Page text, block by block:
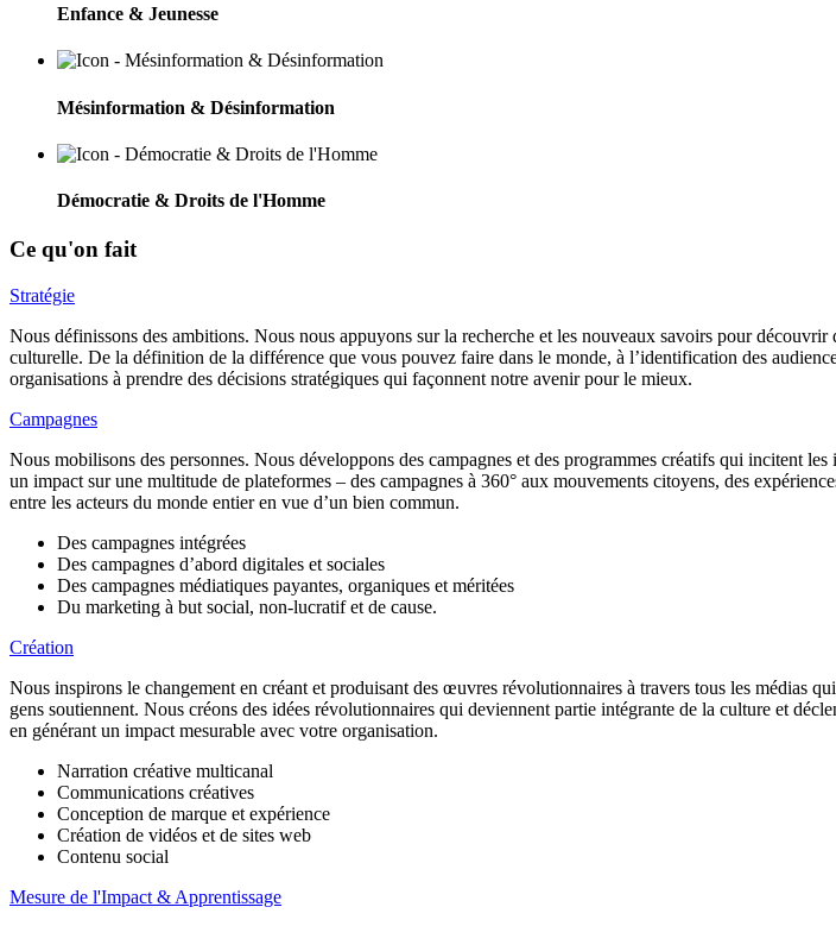
Enfance & Jeunesse
Mésinformation & Désinformation
Démocratie & Droits de l'Homme
Ce qu'on fait
Stratégie
Nous définissons des ambitions. Nous nous appuyons sur la recherche et les nouveaux savoirs pour
culturelle. De la définition de la différence que vous pouvez faire dans le monde, à l’identification des
organisations à prendre des décisions stratégiques qui façonnent notre avenir pour le mieux.
Campagnes
Nous mobilisons des personnes. Nous développons des campagnes et des programmes créatifs qui incitent
un impact sur une multitude de plateformes – des campagnes à 360° aux mouvements citoyens, des
entre les acteurs du monde entier en vue d’un bien commun.
Des campagnes intégrées
Des campagnes d’abord digitales et sociales
Des campagnes médiatiques payantes, organiques et méritées
Du marketing à but social, non-lucratif et de cause.
Création
Nous inspirons le changement en créant et produisant des œuvres révolutionnaires à travers tous les médias
gens soutiennent. Nous créons des idées révolutionnaires qui deviennent partie intégrante de la culture et
en générant un impact mesurable avec votre organisation.
Narration créative multicanal
Communications créatives
Conception de marque et expérience
Création de vidéos et de sites web
Contenu social
Mesure de l'Impact & Apprentissage